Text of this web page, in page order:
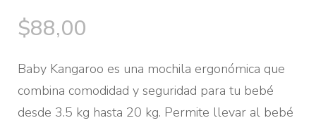
$88,00
Baby Kangaroo es una mochila ergonómica que
combina comodidad y seguridad para tu bebé
desde 3.5 kg hasta 20 kg. Permite llevar al bebé